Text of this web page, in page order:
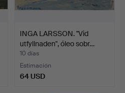
INGA LARSSON. "Vid
utfyllnaden", óleo sobr…
10 días
Estimación
64 USD